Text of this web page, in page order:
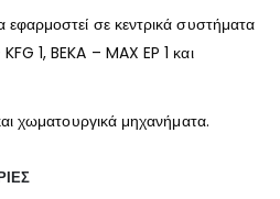
εφαρμοστεί σε κεντρικά συστήματα
1, BEKA – MAX EP 1 και
χωματουργικά μηχανήματα.